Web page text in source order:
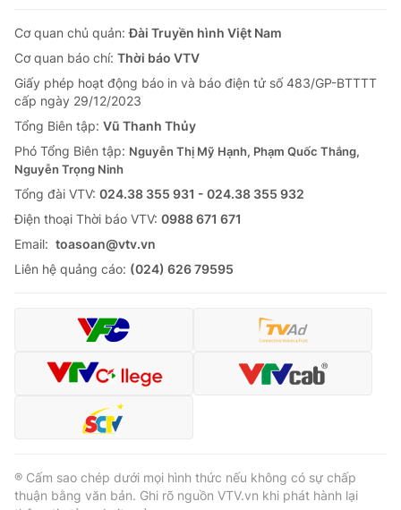
Giải sao mai
Làm đẹp
Chất lượng cuộc sống
Tuyển sinh
Học trực tuyến
Công nghệ
Hitech Công nghệ tương lai
Sản phẩm
Thị trường
Tư vấn
Giao lưu trực tuyến
Lịch phát sóng
Chuyên mục khác
Emagazine Podcast
Video Shorts video
VTV Money
VTV Sức khoẻ Bất động sản
Cơ quan chủ quản:Đài Truyền hình Việt Nam
Cơ quan báo chí: Thời báo VTV
Giấy phép hoạt động báo in và báo điện tử số 483/GP-BTTTT
cấp ngày 29/12/2023
Tổng Biên tập: Vũ Thanh Thủy
Phó Tổng Biên tập: Nguyễn Thị Mỹ Hạnh, Phạm Quốc Thắng,
Nguyễn Trọng Ninh
Tổng đài VTV: 024.38 355 931 - 024.38 355 932
Ðiện thoại Thời báo VTV: 0988 671 671
Email: toasoan@vtv.vn
Liên hệ quảng cáo: (024) 626 79595
® Cấm sao chép dưới mọi hình thức nếu không có sự chấp
thuận bằng văn bản. Ghi rõ nguồn VTV.vn khi phát hành lại